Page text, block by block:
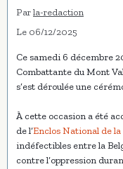
Parla-redaction
Le 06/12/2025
Ce samedi 6 décembre
Combattante du Mont
s’est déroulée une
À cette occasion a été
de l’Enclos National de
indéfectibles entre la
contre l’oppression